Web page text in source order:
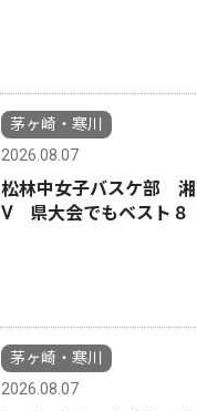
茅ヶ崎・寒川
2026.08.07
松林中女子バスケ部 湘
Ⅴ 県大会でもベスト８
茅ヶ崎・寒川
2026.08.07